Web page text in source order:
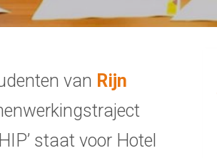
van Rijn
staat voor Hotel